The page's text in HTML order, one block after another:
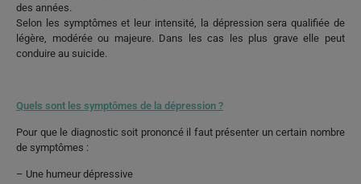
des années.
Selon les symptômes et leur intensité, la dépression sera qualifiée de
légère, modérée ou majeure. Dans les cas les plus grave elle peut
conduire au suicide.
Quels sont les symptômes de la dépression ?
Pour que le diagnostic soit prononcé il faut présenter un certain nombre
de symptômes :
– Une humeur dépressive